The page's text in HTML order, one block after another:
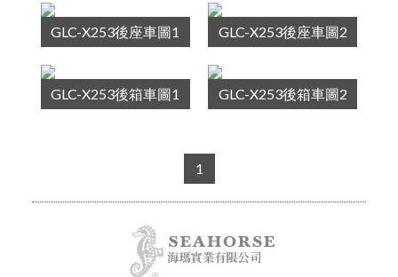
GLC-X253後座車圖1 GLC-X253後座車圖2
GLC-X253後箱車圖1 GLC-X253後箱車圖2
1